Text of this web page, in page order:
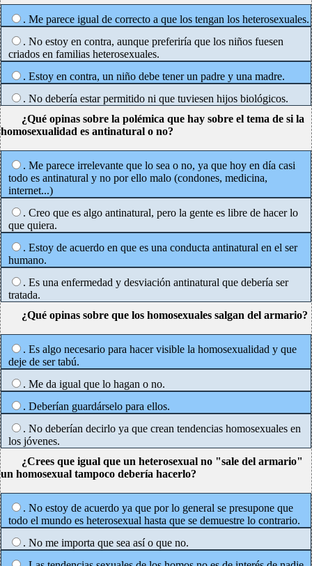
. Me parece igual de correcto a que los tengan los heterosexuales.
. No estoy en contra, aunque preferiría que los niños fuesen
criados en familias heterosexuales.
. Estoy en contra, un niño debe tener un padre y una madre.
. No debería estar permitido ni que tuviesen hijos biológicos.
¿Qué opinas sobre la polémica que hay sobre el tema de si la
homosexualidad es antinatural o no?
. Me parece irrelevante que lo sea o no, ya que hoy en día casi
todo es antinatural y no por ello malo (condones, medicina,
internet...)
. Creo que es algo antinatural, pero la gente es libre de hacer lo
que quiera.
. Estoy de acuerdo en que es una conducta antinatural en el ser
humano.
. Es una enfermedad y desviación antinatural que debería ser
tratada.
¿Qué opinas sobre que los homosexuales salgan del armario?
. Es algo necesario para hacer visible la homosexualidad y que
deje de ser tabú.
. Me da igual que lo hagan o no.
. Deberían guardárselo para ellos.
. No deberían decirlo ya que crean tendencias homosexuales en
los jóvenes.
¿Crees que igual que un heterosexual no "sale del armario"
un homosexual tampoco debería hacerlo?
. No estoy de acuerdo ya que por lo general se presupone que
todo el mundo es heterosexual hasta que se demuestre lo contrario.
. No me importa que sea así o que no.